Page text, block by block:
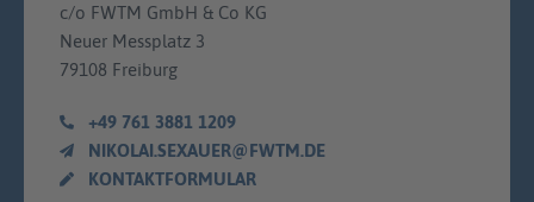
c/o FWTM GmbH & Co KG
Neuer Messplatz 3
79108 Freiburg
+49 761 3881 1209
NIKOLAI.SEXAUER@FWTM.DE
KONTAKTFORMULAR